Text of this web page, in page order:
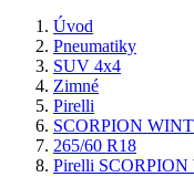
Úvod
Pneumatiky
SUV 4x4
Zimné
Pirelli
SCORPION
265/60 R18
Pirelli SCORPION